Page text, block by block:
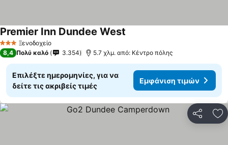
3 ΑστέριαΞενοδοχείο
Premier Inn Dundee West
8,4 Πολύ καλό 3.354 5.7 χλμ. από: Κέντρο πόλης
Επιλέξτε ημερομηνίες, για να
δείτε τις ακριβείς τιμές
Εμφάνιση τιμών